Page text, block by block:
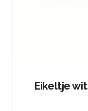
Eikeltje wit